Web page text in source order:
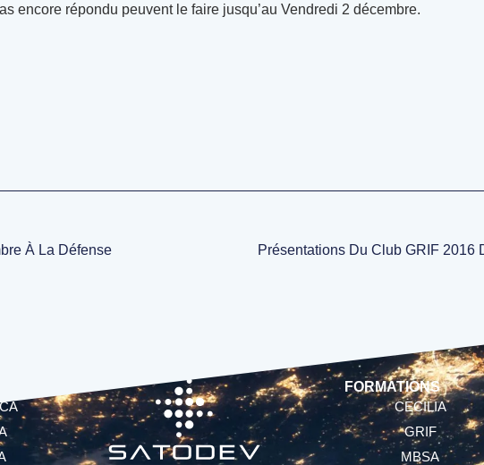
encore répondu peuvent le faire jusqu’au Vendredi 2 décembre.
À La Défense
Présentations Du Club GRIF 2016
FORMATIONS
CECILIA
GRIF
MBSA